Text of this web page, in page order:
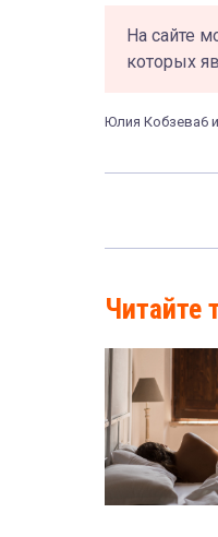
На сайте
которых
Юлия Кобзева6
Читайте